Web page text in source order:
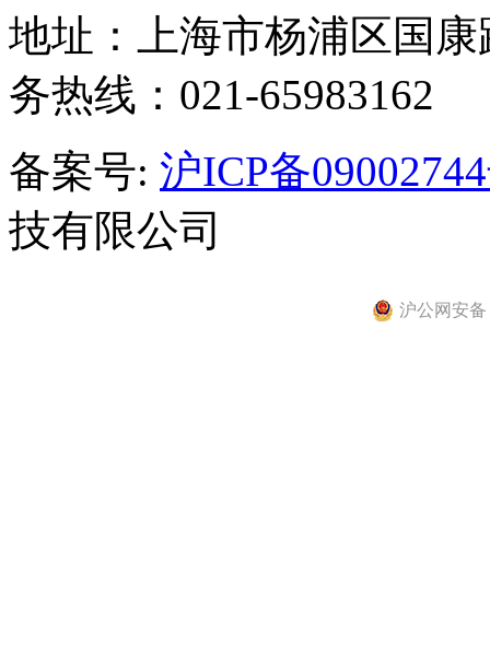
地址：上海市杨浦区国
务热线：021-65983162
备案号: 沪ICP备
技有限公司
沪公网安备